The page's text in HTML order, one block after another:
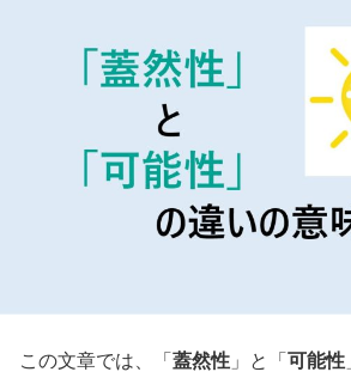
この文章では、「蓋然性 」と「可能性